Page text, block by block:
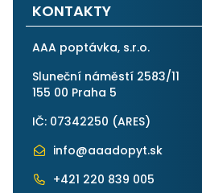
KONTAKTY
AAA poptávka, s.r.o.
Sluneční náměstí 2583/11
155 00 Praha 5
IČ: 07342250 (ARES)
info@aaadopyt.sk
+421 220 839 005